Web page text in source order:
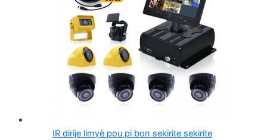
IR dirije limyè pou pi bon sekirite sekirite